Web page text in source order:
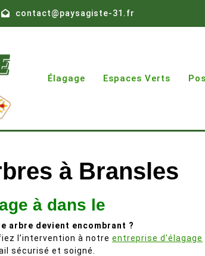
contact@paysagiste-31.fr
Élagage Espaces Verts
à Bransles
à dans le
arbre devient encombrant ?
l’intervention à notre entreprise d’élagage
sécurisé et soigné.